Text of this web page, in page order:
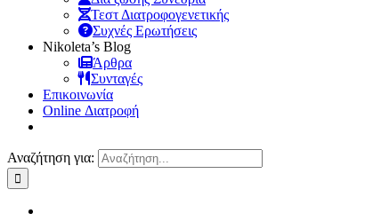
Τεστ Διατροφογενετικής
Συχνές Ερωτήσεις
Νikoleta’s Blog
Άρθρα
Συνταγές
Επικοινωνία
Online Διατροφή
Αναζήτηση για: